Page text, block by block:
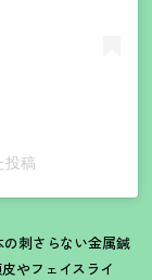
投稿
刺さらない金属鍼
やフェイスライ